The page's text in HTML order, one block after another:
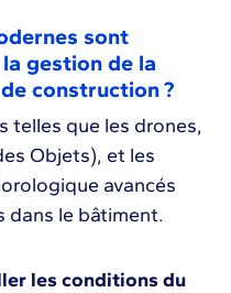
sont
gestion de la
construction ?
telles que les drones,
Objets), et les
avancés
dans le bâtiment.
les conditions du